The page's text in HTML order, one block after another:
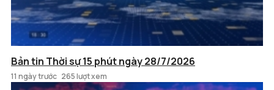
Bản tin Thời sự 15 phút ngày 28/7/2026
11 ngày trước 265 lượt xem